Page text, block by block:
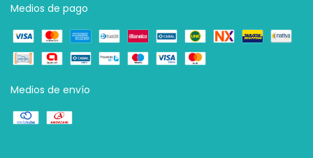
Medios de pago
Medios de envío